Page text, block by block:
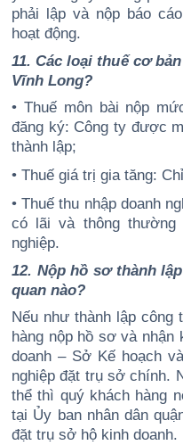
phải lập và nộp báo
hoạt động.
11. Các loại thuế cơ
Vĩnh Long?
• Thuế môn bài nộp
đăng ký: Công ty được
thành lập;
• Thuế giá trị gia tăng:
• Thuế thu nhập doanh
có lãi và thông thường
nghiệp.
12. Nộp hồ sơ thành
quan nào?
Nếu như thành lập
hàng nộp hồ sơ và nhận
doanh – Sở Kế hoạch
nghiệp đặt trụ sở chính.
thể thì quý khách hàng
tại Ủy ban nhân dân
đặt trụ sở hộ kinh doanh.